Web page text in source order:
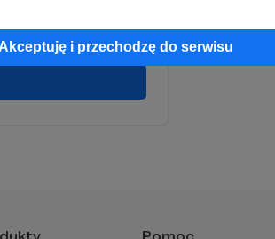
Akceptuję i przechodzę do serwisu
rozporządzenia o ochronie
ich przetwarzania,
danych osobowych.
formularza "Zgodna na